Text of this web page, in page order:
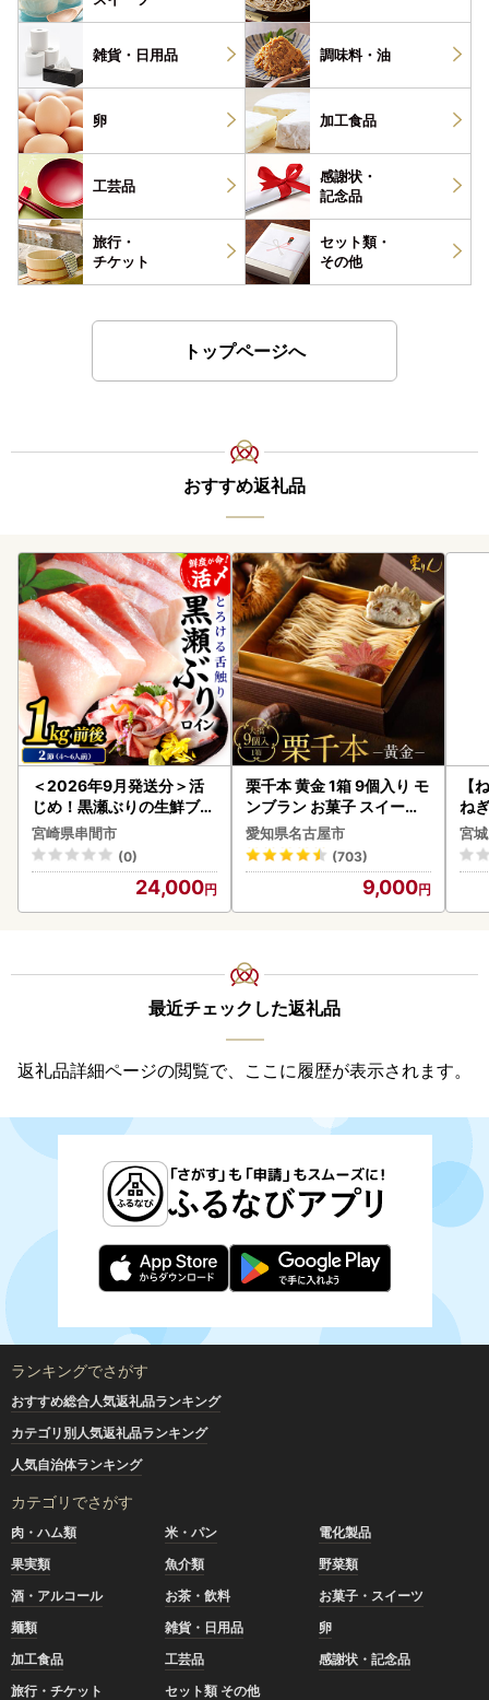
雑貨・ 日用品 調味料・ 油
卵 加工食品
工芸品
感謝状・
記念品
旅行・
チケット
セット類・
その他
トップページへ
おすすめ返礼品
＜2026年9月発送分＞活
じめ！黒瀬ぶりの生鮮ブリ
ロイン2節（1.0kg前後）_
K001-012-2609
宮崎県串間市
(0)
24,000
栗千本 黄金 1箱 9個入り モ
ンブラン お菓子 スイーツ
デザート モンブラン 人気
愛知県名古屋市
(703)
9,000
【
ね
宮
最近チェックした返礼品
返礼品詳細ページの閲覧で、ここに履歴が表示されます。
ランキングでさがす
おすすめ総合人気返礼品ランキング
カテゴリ別人気返礼品ランキング
人気自治体ランキング
カテゴリでさがす
肉・ハム類 米・パン
電化製品
果実類
魚介類
野菜類
酒・アルコール
お茶・飲料
お菓子・スイーツ
麺類
雑貨・日用品
卵
加工食品
工芸品
感謝状・記念品
旅行・チケット
セット類 その他